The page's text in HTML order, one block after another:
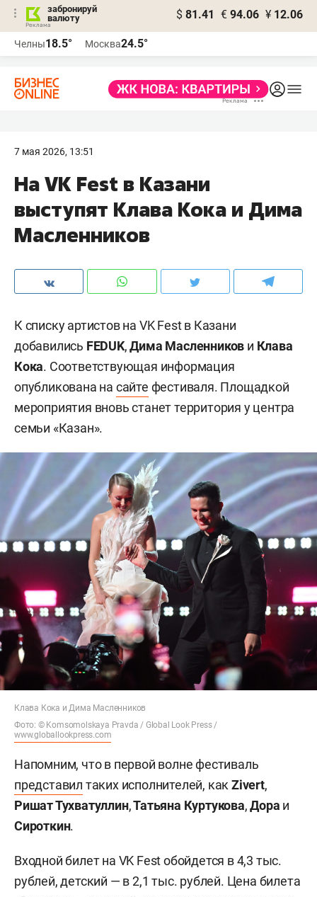
забронируй
валюту
$ 81.41 € 94.06 ¥ 12.06
Челны18.5° Москва24.5°
7 мая 2026, 13:51
На VK Fest в Казани
выступят Клава Кока и Дима
Масленников
К списку артистов на VK Fest в Казани
добавились FEDUK,Дима Масленников и Клава
Кока. Соответствующая информация
опубликована на сайте фестиваля. Площадкой
мероприятия вновь станет территория у центра
семьи «Казан».
Клава Кока и Дима Масленников
Фото: © Komsomolskaya Pravda / Global Look Press /
www.globallookpress.com
Напомним, что в первой волне фестиваль
представил таких исполнителей, какZivert,
Ришат Тухватуллин,Татьяна Куртукова,Дора и
Сироткин.
Входной билет на VK Fest обойдется в 4,3 тыс.
рублей, детский — в 2,1 тыс. рублей. Цена билета